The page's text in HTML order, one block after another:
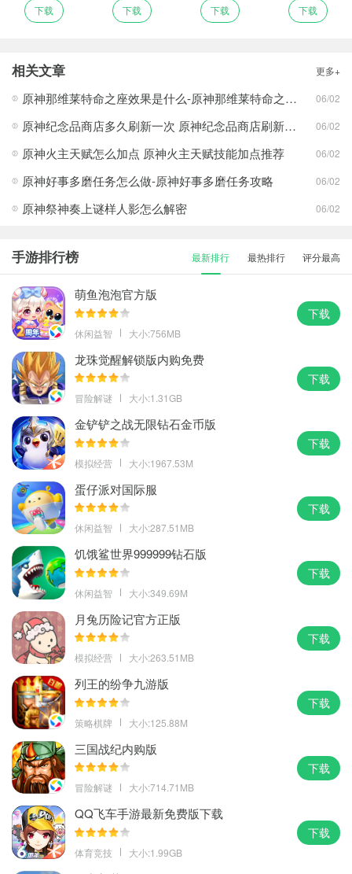
下载
下载 下载
下载
相关文章 更多+
原神那维莱特命之座效果是什么-原神那维莱特命之座效果一览 06/02
原神纪念品商店多久刷新一次 原神纪念品商店刷新时间介绍 06/02
原神火主天赋怎么加点 原神火主天赋技能加点推荐 06/02
原神好事多磨任务怎么做-原神好事多磨任务攻略 06/02
原神祭神奏上谜样人影怎么解密 06/02
手游排行榜 最新排行 最热排行 评分最高
萌鱼泡泡官方版
休闲益智 大小:756MB
下载
龙珠觉醒解锁版内购免费
冒险解谜 大小:1.31GB
下载
金铲铲之战无限钻石金币版
模拟经营 大小:1967.53M
下载
蛋仔派对国际服
休闲益智 大小:287.51MB
下载
饥饿鲨世界999999钻石版
休闲益智 大小:349.69M
下载
月兔历险记官方正版
模拟经营 大小:263.51MB
下载
列王的纷争九游版
策略棋牌 大小:125.88M
下载
三国战纪内购版
冒险解谜 大小:714.71MB
下载
QQ飞车手游最新免费版下载
体育竞技 大小:1.99GB
下载